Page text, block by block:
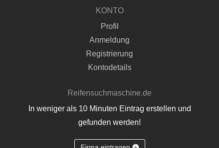
KONTO
Profil
Anmeldung
Registrierung
Kontodetails
Reifensuchmaschine.de
In weniger als 10 Minuten Eintrag erstellen und
gefunden werden!